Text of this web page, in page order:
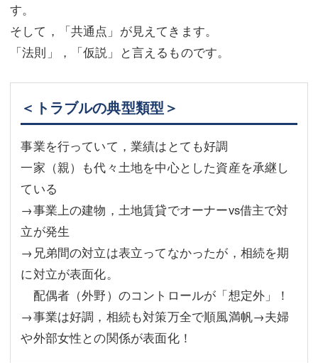
す。
そして，「共通点」が見えてきます。
「法則」，「仮説」と言えるものです。
＜トラブルの典型類型＞
事業を行っていて，業績はとても好調
一家（親）も代々土地を中心とした資産を承継し
ている
→事業上の建物，土地賃貸でオーナーvs借主で対
立が発生
→兄弟間の対立は表立ってなかったが，相続を期
に対立が表面化。
配偶者（外野）のコントロールが「想定外」！
→事業は好調，相続も対策万全で順風満帆→夫婦
や外部女性との関係が表面化！